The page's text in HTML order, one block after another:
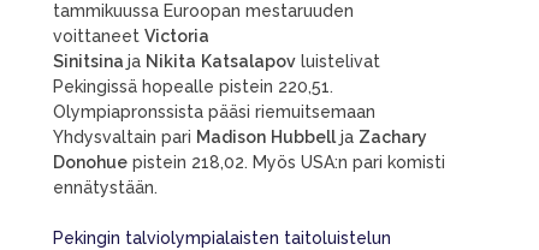
tammikuussa Euroopan mestaruuden
voittaneet Victoria
Sinitsina ja Nikita Katsalapov luistelivat
Pekingissä hopealle pistein 220,51.
Olympiapronssista pääsi riemuitsemaan
Yhdysvaltain pari Madison Hubbell ja Zachary
Donohue pistein 218,02. Myös USA:n pari komisti
ennätystään.
Pekingin talviolympialaisten taitoluistelun